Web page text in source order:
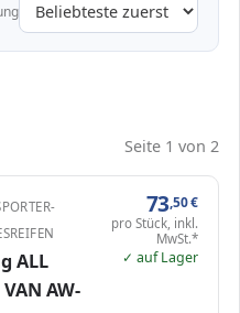
80 R14 Seite 1 von 2
ALL
VAN AW-
73,50€
pro Stück, inkl.
MwSt.*
✓ auf Lager